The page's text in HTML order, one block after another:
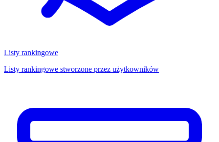
Listy rankingowe
Listy rankingowe stworzone przez użytkowników